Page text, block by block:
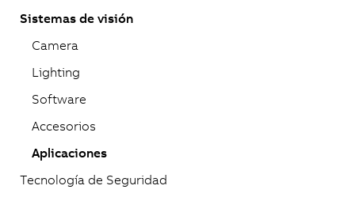
Sistemas de visión
Camera
Lighting
Software
Accesorios
Aplicaciones
Tecnología de Seguridad